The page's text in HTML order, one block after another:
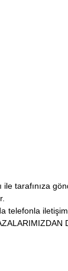
tarafınıza
telefonla